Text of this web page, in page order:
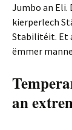
Jumbo an
kierperlech
Stabilitéit. Et
ëmmer
an